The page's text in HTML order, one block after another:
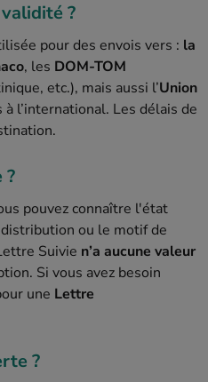
?
pour des envois vers : la
, les DOM-TOM
etc.), mais aussi l’Union
l’international. Les délais de
?
pouvez connaître l'état
ou le motif de
Suivie n’a aucune valeur
Si vous avez besoin
une Lettre
?